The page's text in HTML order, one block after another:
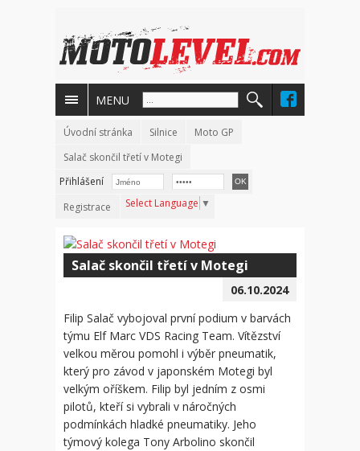
MENU
Úvodní stránka Silnice
Moto GP
Salač skončil třetí v Motegi
Přihlášení
Registrace
Select Language ▼
Salač skončil třetí v Motegi
06.10.2024
Filip Salač vybojoval první podium v barvách
týmu Elf Marc VDS Racing Team. Vítězství
velkou měrou pomohl i výběr pneumatik,
který pro závod v japonském Motegi byl
velkým oříškem. Filip byl jedním z osmi
pilotů, kteří si vybrali v náročných
podmínkách hladké pneumatiky. Jeho
týmový kolega Tony Arbolino skončil